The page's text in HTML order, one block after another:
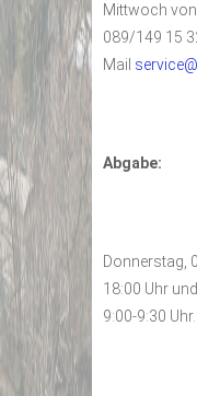
Mittwoch von
089/149 15
Mail
Abgabe:
Donnerstag,
18:00 Uhr
9:00-9:30 Uhr.